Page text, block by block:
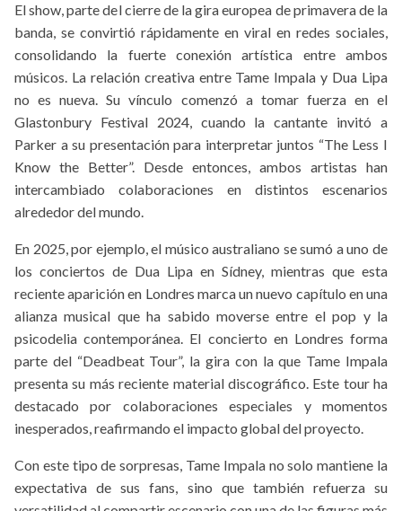
El show, parte del cierre de la gira europea de primavera de la
banda, se convirtió rápidamente en viral en redes sociales,
consolidando la fuerte conexión artística entre ambos
músicos. La relación creativa entre Tame Impala y Dua Lipa
no es nueva. Su vínculo comenzó a tomar fuerza en el
Glastonbury Festival 2024, cuando la cantante invitó a
Parker a su presentación para interpretar juntos “The Less I
Know the Better”. Desde entonces, ambos artistas han
intercambiado colaboraciones en distintos escenarios
alrededor del mundo.
En 2025, por ejemplo, el músico australiano se sumó a uno de
los conciertos de Dua Lipa en Sídney, mientras que esta
reciente aparición en Londres marca un nuevo capítulo en una
alianza musical que ha sabido moverse entre el pop y la
psicodelia contemporánea. El concierto en Londres forma
parte del “Deadbeat Tour”, la gira con la que Tame Impala
presenta su más reciente material discográfico. Este tour ha
destacado por colaboraciones especiales y momentos
inesperados, reafirmando el impacto global del proyecto.
Con este tipo de sorpresas, Tame Impala no solo mantiene la
expectativa de sus fans, sino que también refuerza su